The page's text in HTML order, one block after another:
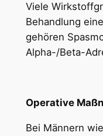
Viele
Behandlung
gehören
Alpha-/Beta-
Operative
Bei Männern